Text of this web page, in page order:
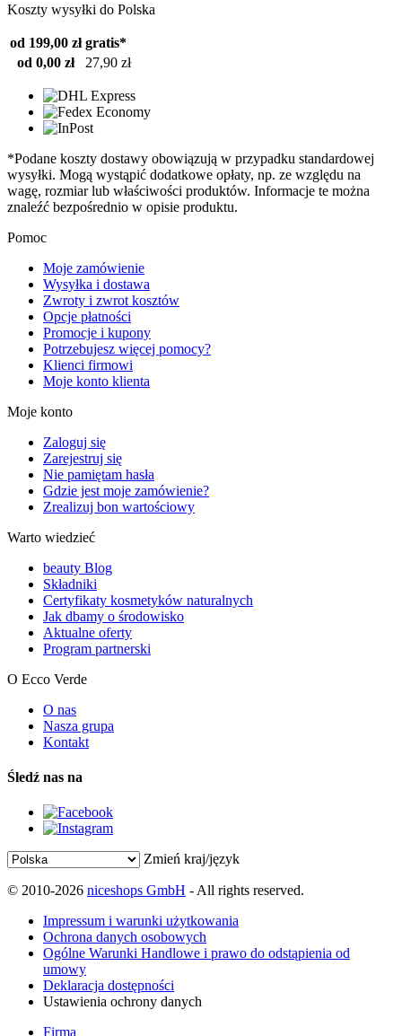
Koszty wysyłki do Polska
od 199,00 zł gratis*
od 0,00 zł
27,90 zł
*Podane koszty dostawy obowiązują w przypadku standardowej
wysyłki. Mogą wystąpić dodatkowe opłaty, np. ze względu na
wagę, rozmiar lub właściwości produktów. Informacje te można
znaleźć bezpośrednio w opisie produktu.
Pomoc
Moje zamówienie
Wysyłka i dostawa
Zwroty i zwrot kosztów
Opcje płatności
Promocje i kupony
Potrzebujesz więcej pomocy?
Klienci firmowi
Moje konto klienta
Moje konto
Zaloguj się
Zarejestruj się
Nie pamiętam hasła
Gdzie jest moje zamówienie?
Zrealizuj bon wartościowy
Warto wiedzieć
beauty Blog
Składniki
Certyfikaty kosmetyków naturalnych
Jak dbamy o środowisko
Aktualne oferty
Program partnerski
O Ecco Verde
O nas
Nasza grupa
Kontakt
Śledź nas na
Zmień kraj/język
© 2010-2026 niceshops GmbH - All rights reserved.
Impressum i warunki użytkowania
Ochrona danych osobowych
Ogólne Warunki Handlowe i prawo do odstąpienia od
umowy
Deklaracja dostępności
Ustawienia ochrony danych
Firma